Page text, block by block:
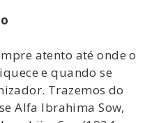
atento até onde o
e quando se
Trazemos do
Alfa Ibrahima Sow,